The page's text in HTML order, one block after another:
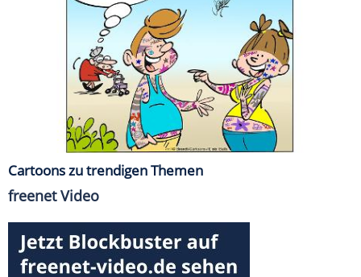
Cartoons zu trendigen Themen
freenet Video